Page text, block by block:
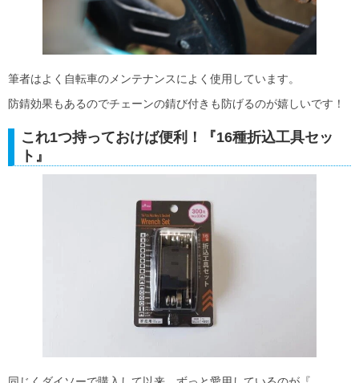
筆者はよく自転車のメンテナンスによく使用しています。
防錆効果もあるのでチェーンの錆び付きも防げるのが嬉しいです！
これ1つ持っておけば便利！『16種折込工具セッ
ト』